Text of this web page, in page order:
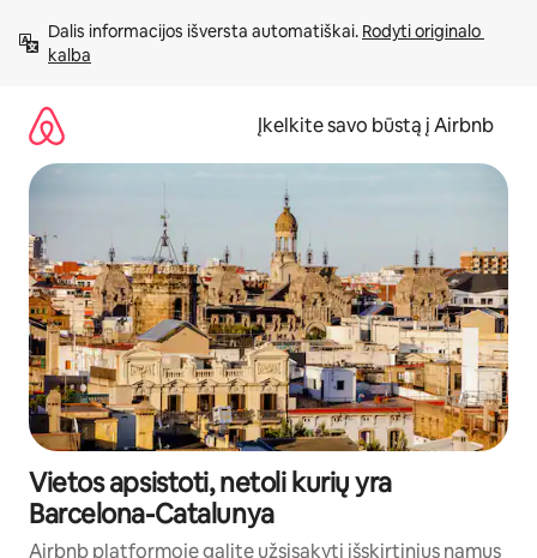
prie
turinio
Dalis informacijos išversta automatiškai. Rodyti originalo
kalba
Įkelkite savo būstą į Airbnb
Vietos apsistoti, netoli kurių yra
Barcelona-Catalunya
Airbnb platformoje galite užsisakyti išskirtinius namus